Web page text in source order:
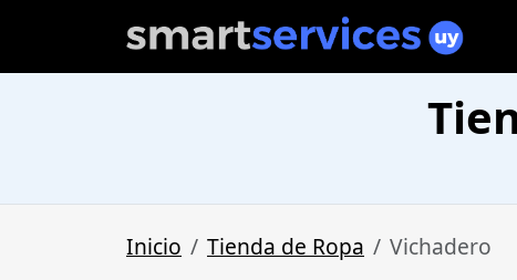
Inicio Tienda de Ropa Vichadero